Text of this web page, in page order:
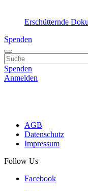
Erschütternde
Spenden
Spenden
Anmelden
AGB
Datenschutz
Impressum
Follow Us
Facebook